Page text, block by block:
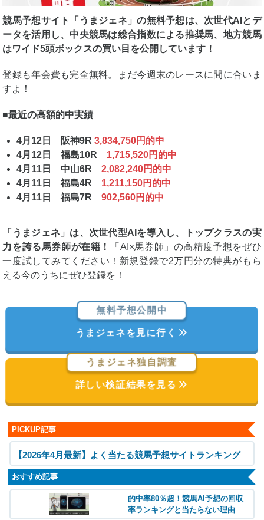
競馬予想サイト「うまジェネ」の無料予想は、次世代AIとデ
ータを活用し、中央競馬は総合指数による推奨馬、地方競馬
はワイド5頭ボックスの買い目を公開しています！
登録も年会費も完全無料。まだ今週末のレースに間に合いま
すよ！
■最近の高額的中実績
4月12日 阪神9R3,834,750円的中
4月12日 福島10R 1,715,520円的中
4月11日 中山6R2,082,240円的中
4月11日 福島4R 1,211,150円的中
4月11日 福島7R902,560円的中
「うまジェネ」は、次世代型AIを導入し、トップクラスの実
力を誇る馬券師が在籍！
「AI×馬券師」の高精度予想をぜひ
一度試してみてください！新規登録で2万円分の特典がもら
える今のうちにぜひ登録を！
無料予想公開中
うまジェネを見に行く
うまジェネ独自調査
詳しい検証結果を見る
PICKUP記事
【2026年4月最新】よく当たる競馬予想サイトランキング
おすすめ記事
的中率80％超！競馬AI予想の回収
率ランキングと当たらない理由